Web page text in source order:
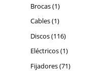
Brocas 11
producto
Cables 11
producto
Discos 116116
productos
Eléctricos 11
producto
Fijadores 7171